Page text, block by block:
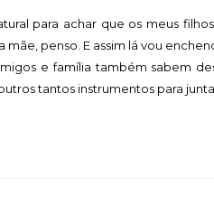
para achar que os meus
penso. E assim lá vou
e família também sabem
tantos instrumentos para